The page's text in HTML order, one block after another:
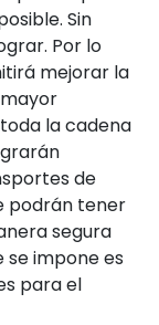
Sin
Por lo
mejorar la
la cadena
de
podrán tener
segura
se impone es
para el